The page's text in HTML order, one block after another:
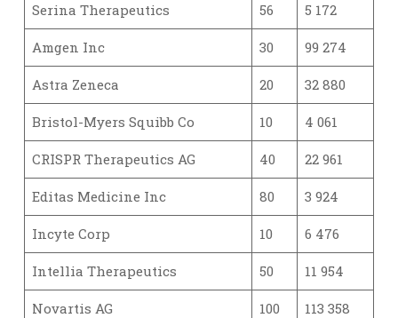
Serina Therapeutics 56 5 172
Amgen Inc 30 99 274
Astra Zeneca 20 32 880
Bristol-Myers Squibb Co 10 4 061
CRISPR Therapeutics AG 40 22 961
Editas Medicine Inc 80 3 924
Incyte Corp 10 6 476
Intellia Therapeutics 50 11 954
Novartis AG 100 113 358